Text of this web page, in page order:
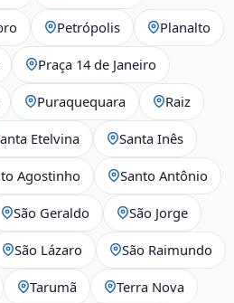
Petrópolis Planalto
Praça 14 de Janeiro
Puraquequara Raiz
Etelvina Santa Inês
Agostinho Santo Antônio
São Geraldo São Jorge
São Lázaro São Raimundo
Tarumã Terra Nova